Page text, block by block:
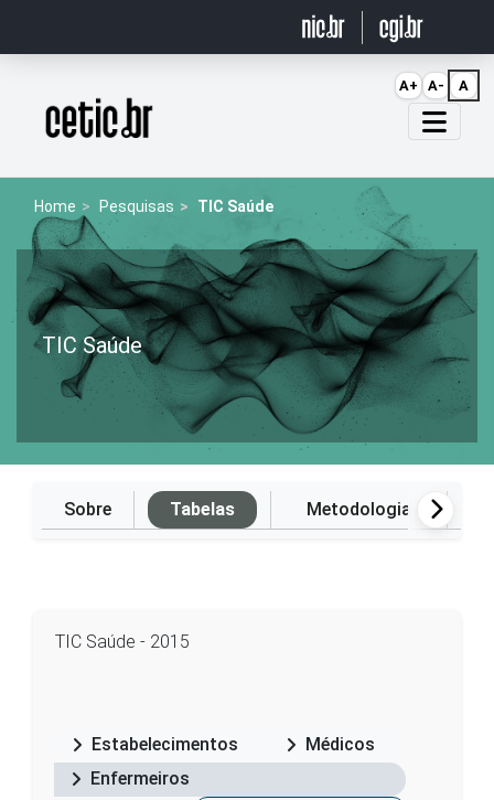
Página inicial
Home Pesquisas TIC Saúde
TIC Saúde
Sobre Tabelas Metodologia
TIC Saúde - 2015
Estabelecimentos
Médicos
Enfermeiros
A+ A- A